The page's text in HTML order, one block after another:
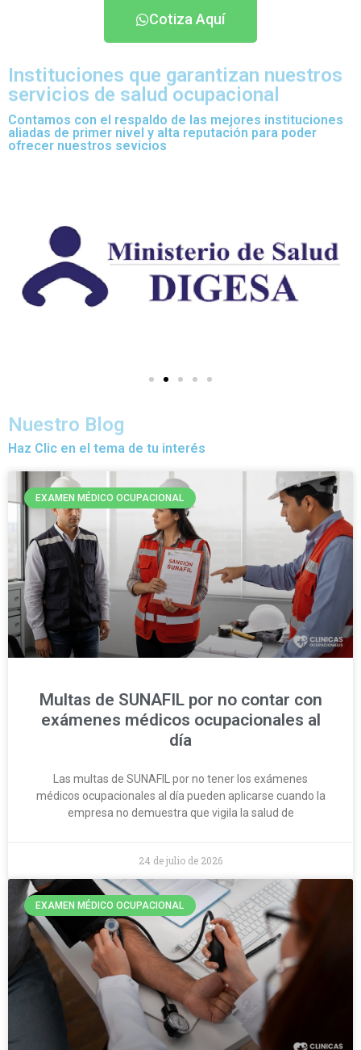
Cotiza Aquí
Instituciones que garantizan nuestros
servicios de salud ocupacional
Contamos con el respaldo de las mejores instituciones
aliadas de primer nivel y alta reputación para poder
ofrecer nuestros sevicios
Nuestro Blog
Haz Clic en el tema de tu interés
EXAMEN MÉDICO OCUPACIONAL
Multas de SUNAFIL por no contar con
exámenes médicos ocupacionales al
día
Las multas de SUNAFIL por no tener los exámenes
médicos ocupacionales al día pueden aplicarse cuando la
empresa no demuestra que vigila la salud de
24 de julio de 2026
EXAMEN MÉDICO OCUPACIONAL